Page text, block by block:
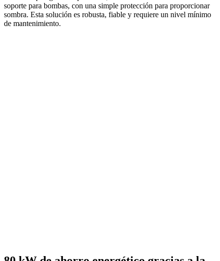
soporte para bombas, con una simple protección para proporcionar
sombra. Esta solución es robusta, fiable y requiere un nivel mínimo
de mantenimiento.